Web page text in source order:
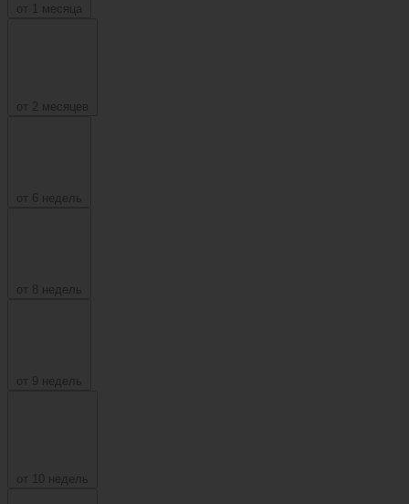
от 1 месяца
от 2 месяцев
от 6 недель
от 8 недель
от 9 недель
от 10 недель